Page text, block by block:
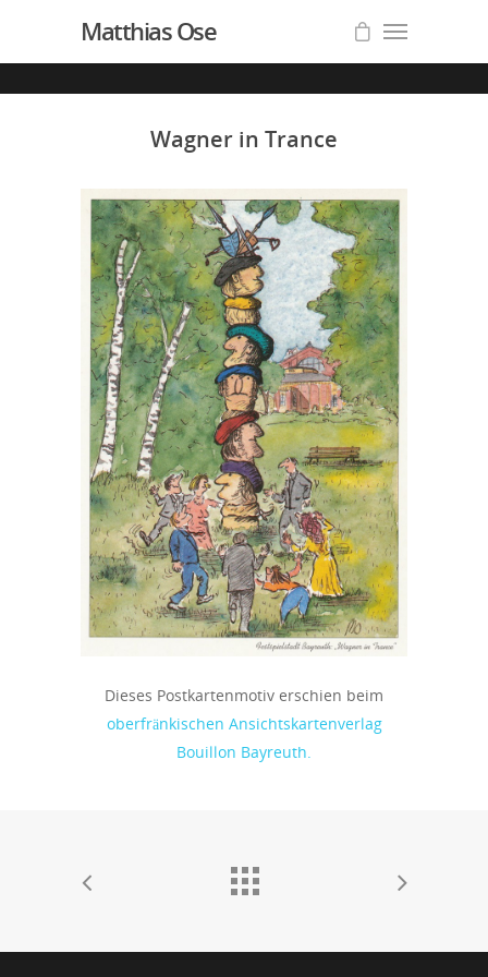
Matthias Ose
Wagner in Trance
Dieses Postkartenmotiv erschien beim
oberfränkischen Ansichtskartenverlag
Bouillon Bayreuth.